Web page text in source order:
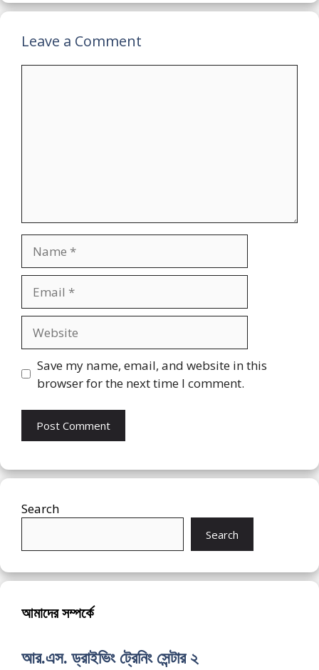
Leave a Comment
Save my name, email, and website in this
browser for the next time I comment.
Search
Search
আমাদের সম্পর্কে
আর.এস. ড্রাইভিং ট্রেনিং সেন্টার ২